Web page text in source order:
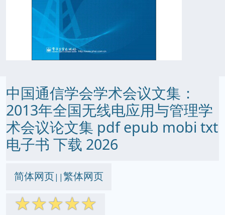
中国通信学会学术会议文集：
2013年全国无线电应用与管理学
术会议论文集 pdf epub mobi txt
电子书 下载 2026
简体网页||繁体网页
☆☆☆☆☆